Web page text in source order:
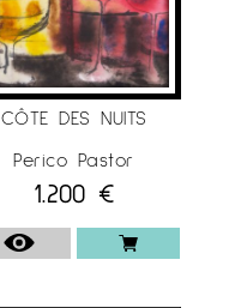
CÔTE DES NUITS
Perico Pastor
1.200 €